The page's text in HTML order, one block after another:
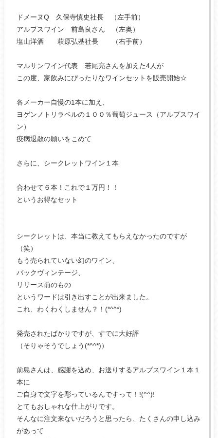
ドメーヌQ 久保寺慎史社長 （左手前）
アルプスワイン 前島良さん （左奥）
塩山洋酒 萩原弘基社長 （右手前）
マルサンワイン代表 若尾亮さんを加えた4人が
この度、家飲みにぴったりなワインセットを販売開始☆
各メーカー自慢の1本に加え、
ヨゲンノトリラベルの１００％葡萄ジュース（アルプスワイ
ン）
疫病退散の願いをこめて
さらに、シークレットワイン１本
合わせて６本！これで１万円！！
というお得なセット
シークレットは、本当に教えてもらえなかったのですが
（笑）
もう売られていない幻のワイン、
バックヴィンテージ、
リリース前のもの
というワードは引き出すことが出来ました。
これ、わくわくしません？！(*^^*)
発売されたばかりですが、すでに大好評
（そりゃそうでしょう(*^^*)）
前島さんは、感謝を込め、お送りするアルプスワイン１本１
本に
ご自身で文字を彫っているんですって！!(^^)!
とてもおしゃれな仕上がりです。
そんなに注文来ないだろうと思ったら、たくさんの申し込み
があって